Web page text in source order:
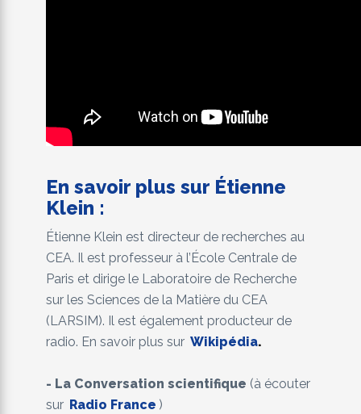
En savoir plus sur Étienne
Klein :
Étienne Klein est directeur de recherches au
CEA. Il est professeur à l’École Centrale de
Paris et dirige le Laboratoire de Recherche
sur les Sciences de la Matière du CEA
(LARSIM). Il est également producteur de
radio. En savoir plus sur Wikipédia.
- La Conversation scientifique (à écouter
sur Radio France )